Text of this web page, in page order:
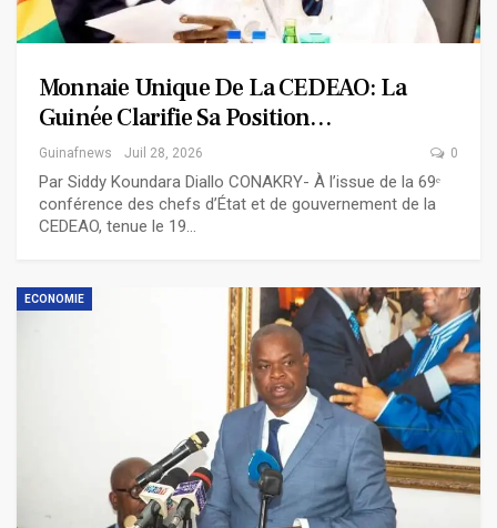
Monnaie Unique De La CEDEAO: La
Guinée Clarifie Sa Position…
Guinafnews Juil 28, 2026 0
Par Siddy Koundara Diallo CONAKRY- À l’issue de la 69ᵉ
conférence des chefs d’État et de gouvernement de la
CEDEAO, tenue le 19…
ECONOMIE